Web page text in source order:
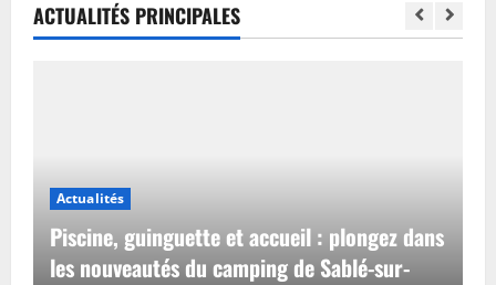
ACTUALITÉS PRINCIPALES
Actualités
Piscine, guinguette et accueil : plongez dans
les nouveautés du camping de Sablé-sur-